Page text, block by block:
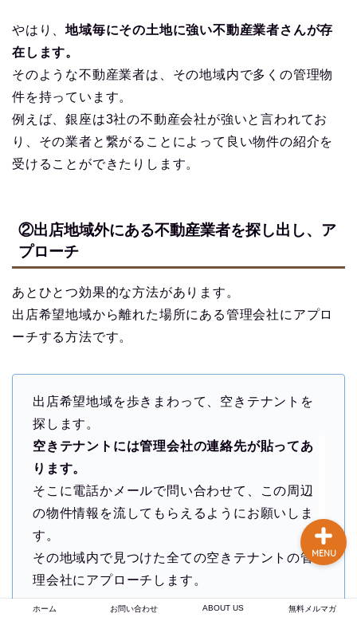
やはり、地域毎にその土地に強い不動産業者さんが存
在します。
そのような不動産業者は、その地域内で多くの管理物
件を持っています。
例えば、銀座は3社の不動産会社が強いと言われてお
り、その業者と繋がることによって良い物件の紹介を
受けることができたりします。
②出店地域外にある不動産業者を探し出し、ア
プローチ
あとひとつ効果的な方法があります。
出店希望地域から離れた場所にある管理会社にアプロ
ーチする方法です。
出店希望地域を歩きまわって、空きテナントを
探します。
空きテナントには管理会社の連絡先が貼ってあ
ります。
そこに電話かメールで問い合わせて、この周辺
の物件情報を流してもらえるようにお願いしま
す。
その地域内で見つけた全ての空きテナントの管
理会社にアプローチします。
ホーム お問い合わせ ABOUT US 無料メルマガ
MENU
【永久保存版】自家焙煎
コーヒーショップ開業の
【完全版】小さなカフェ
コーヒー焙煎のやり方
【焙煎士歴16年のプロが
ーメイドのオリジナルブ